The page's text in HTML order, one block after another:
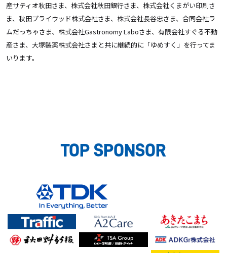
産サティオ秋田さま、株式会社秋田銀行さま、株式会社くまがい印刷さ
ま、秋田プライウッド株式会社さま、株式会社長谷忠さま、合同会社ラ
ムだっちゃさま、株式会社Gastronomy Laboさま、有限会社すぐる不動
産さま、大塚製薬株式会社さまと共に継続的に「ゆめすく」を行ってま
いります。
TOP SPONSOR